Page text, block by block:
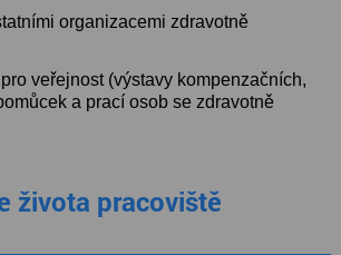
organizacemi zdravotně
veřejnost (výstavy kompenzačních,
a prací osob se zdravotně
života pracoviště